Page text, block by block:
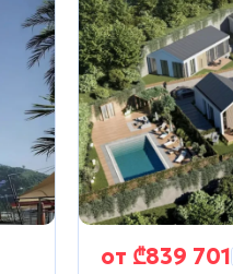
от ₾839 701